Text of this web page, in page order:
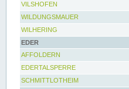
VILSHOFEN
WILDUNGSMAUER
WILHERING
EDER
AFFOLDERN
EDERTALSPERRE
SCHMITTLOTHEIM